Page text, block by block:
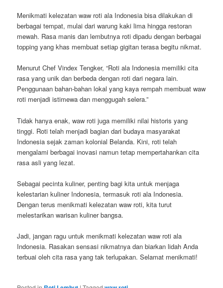
Menikmati kelezatan waw roti ala Indonesia bisa dilakukan di
berbagai tempat, mulai dari warung kaki lima hingga restoran
mewah. Rasa manis dan lembutnya roti dipadu dengan berbagai
topping yang khas membuat setiap gigitan terasa begitu nikmat.
Menurut Chef Vindex Tengker, “Roti ala Indonesia memiliki cita
rasa yang unik dan berbeda dengan roti dari negara lain.
Penggunaan bahan-bahan lokal yang kaya rempah membuat waw
roti menjadi istimewa dan menggugah selera.”
Tidak hanya enak, waw roti juga memiliki nilai historis yang
tinggi. Roti telah menjadi bagian dari budaya masyarakat
Indonesia sejak zaman kolonial Belanda. Kini, roti telah
mengalami berbagai inovasi namun tetap mempertahankan cita
rasa asli yang lezat.
Sebagai pecinta kuliner, penting bagi kita untuk menjaga
kelestarian kuliner Indonesia, termasuk roti ala Indonesia.
Dengan terus menikmati kelezatan waw roti, kita turut
melestarikan warisan kuliner bangsa.
Jadi, jangan ragu untuk menikmati kelezatan waw roti ala
Indonesia. Rasakan sensasi nikmatnya dan biarkan lidah Anda
terbuai oleh cita rasa yang tak terlupakan. Selamat menikmati!